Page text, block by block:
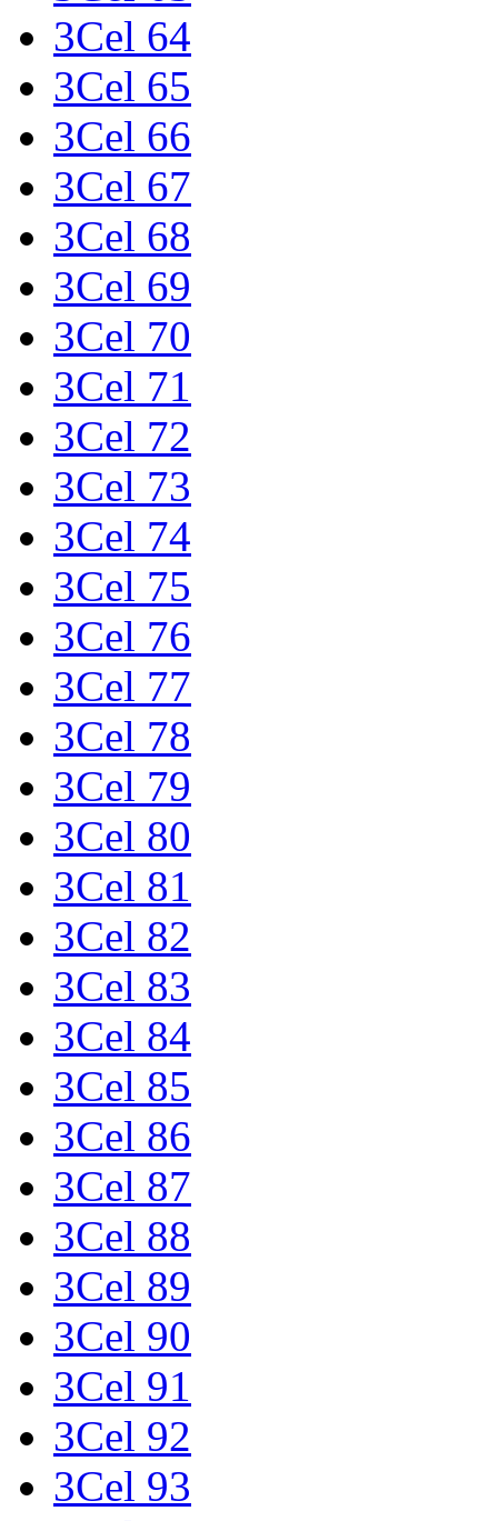
3Cel 64
3Cel 65
3Cel 66
3Cel 67
3Cel 68
3Cel 69
3Cel 70
3Cel 71
3Cel 72
3Cel 73
3Cel 74
3Cel 75
3Cel 76
3Cel 77
3Cel 78
3Cel 79
3Cel 80
3Cel 81
3Cel 82
3Cel 83
3Cel 84
3Cel 85
3Cel 86
3Cel 87
3Cel 88
3Cel 89
3Cel 90
3Cel 91
3Cel 92
3Cel 93